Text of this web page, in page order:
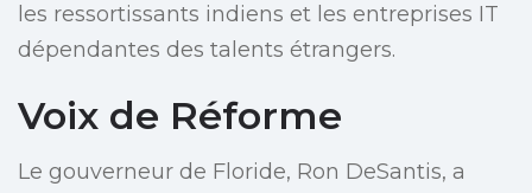
les ressortissants indiens et les entreprises IT
dépendantes des talents étrangers.
Voix de Réforme
Le gouverneur de Floride, Ron DeSantis, a